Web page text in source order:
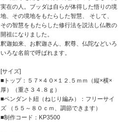
実在の人。ブッダは自らが体得した悟りの境
地、その境地をもたらした智慧、 そして、
その智慧をもたらした修行法を説法し仏教の
開祖になりました。
釈迦如来、お釈迦さん、釈尊、仏陀などいろ
いろな名前で呼ばれます。
[サイズ]
■トップ：５７×４０×１２.５ｍｍ（縦×横×
厚）（重さ３４.８ｇ）
■ペンダント紐（ねじり編み）：フリーサイ
ズ （５５～８０ｃｍ、調節できます）
■制作コード：KP3500